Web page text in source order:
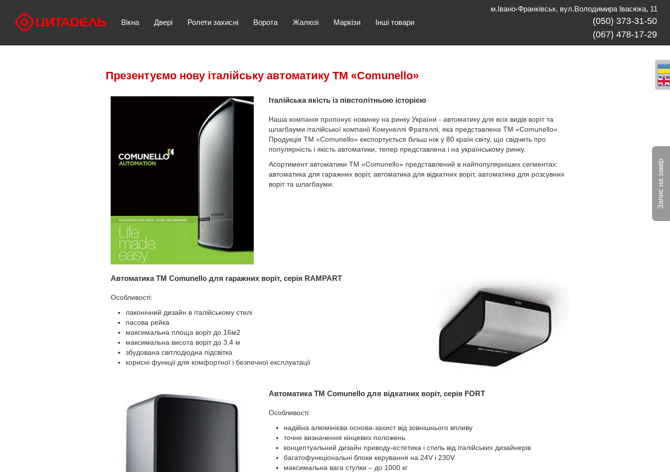
м.Івано-Франківськ, вул.Володимира Івасюка, 11
(050) 373-31-50
(067) 478-17-29
Вікна Двері Ролети захисні Ворота Жалюзі Маркізи Інші товари
Презентуємо нову італійську автоматику ТМ «Comunello»
Італійська якість із півстолітньою історією
Наша компанія пропонує новинку на ринку України - автоматику для всіх видів воріт та
шлагбауми італійської компанії Комунеллі Фрателлі, яка представлена ТМ «Comunello».
Продукція ТМ «Comunello» експортується більш ніж у 80 країн світу, що свідчить про
популярність і якість автоматики, тепер представлена і на українському ринку.
Асортимент автоматики ТМ «Comunello» представлений в найпопулярніших сегментах:
автоматика для гаражних воріт, автоматика для відкатних воріт, автоматика для розсувних
воріт та шлагбауми.
Автоматика ТМ Comunello для гаражних воріт, серія RAMPART
Особливості:
лаконічний дизайн в італійському стилі
пасова рейка
максимальна площа воріт до 16м2
максимальна висота воріт до 3,4 м
збудована світлодіодна підсвітка
корисні функції для комфортної і безпечної експлуатації
Автоматика ТМ Comunello для відкатних воріт, серія FORT
Особливості:
надійна алюмінієва основа-захист від зовнішнього впливу
точне визначення кінцевих положень
концептуальний дизайн приводу-естетика і стиль від італійських дизайнерів
багатофункціональні блоки керування на 24V і 230V
максимальна вага стулки – до 1000 кг
Запис на замір